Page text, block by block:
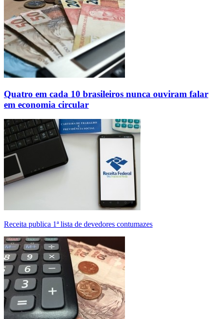
Quatro em cada 10 brasileiros nunca ouviram falar
em economia circular
Receita publica 1ª lista de devedores contumazes